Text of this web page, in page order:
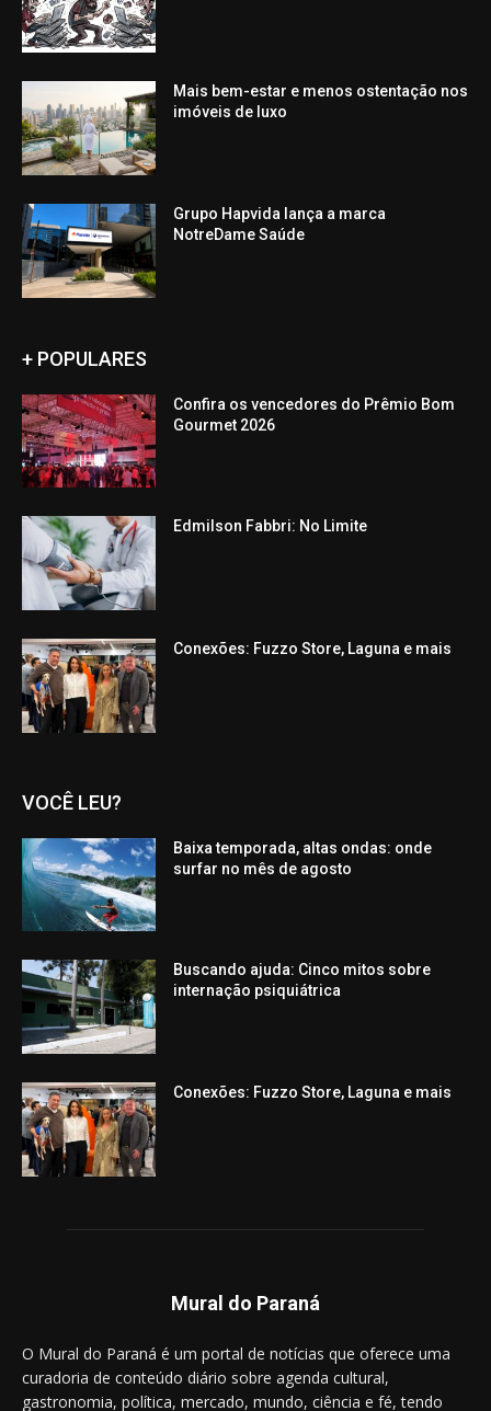
Mais bem-estar e menos ostentação nos
imóveis de luxo
Grupo Hapvida lança a marca
NotreDame Saúde
+ POPULARES
Confira os vencedores do Prêmio Bom
Gourmet 2026
Edmilson Fabbri: No Limite
Conexões: Fuzzo Store, Laguna e mais
VOCÊ LEU?
Baixa temporada, altas ondas: onde
surfar no mês de agosto
Buscando ajuda: Cinco mitos sobre
internação psiquiátrica
Conexões: Fuzzo Store, Laguna e mais
Mural do Paraná
O Mural do Paraná é um portal de notícias que oferece uma
curadoria de conteúdo diário sobre agenda cultural,
gastronomia, política, mercado, mundo, ciência e fé, tendo